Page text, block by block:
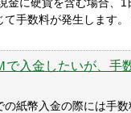
て手数料が発生します
で入金したいが、手
の紙幣入金の際には手